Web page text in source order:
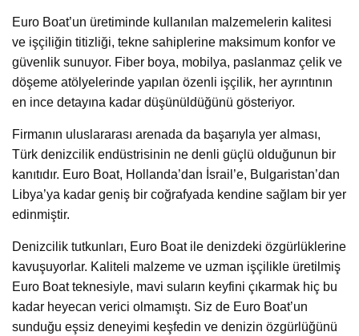
Euro Boat’un üretiminde kullanılan malzemelerin kalitesi
ve işçiliğin titizliği, tekne sahiplerine maksimum konfor ve
güvenlik sunuyor. Fiber boya, mobilya, paslanmaz çelik ve
döşeme atölyelerinde yapılan özenli işçilik, her ayrıntının
en ince detayına kadar düşünüldüğünü gösteriyor.
Firmanın uluslararası arenada da başarıyla yer alması,
Türk denizcilik endüstrisinin ne denli güçlü olduğunun bir
kanıtıdır. Euro Boat, Hollanda’dan İsrail’e, Bulgaristan’dan
Libya’ya kadar geniş bir coğrafyada kendine sağlam bir yer
edinmiştir.
Denizcilik tutkunları, Euro Boat ile denizdeki özgürlüklerine
kavuşuyorlar. Kaliteli malzeme ve uzman işçilikle üretilmiş
Euro Boat teknesiyle, mavi suların keyfini çıkarmak hiç bu
kadar heyecan verici olmamıştı. Siz de Euro Boat’un
sunduğu eşsiz deneyimi keşfedin ve denizin özgürlüğünü